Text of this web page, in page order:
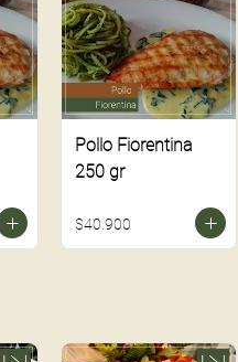
Pollo Fiorentina
250 gr
$40.900